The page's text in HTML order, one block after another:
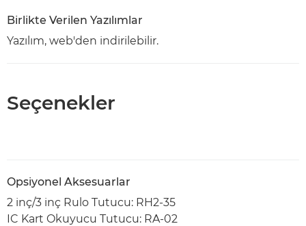
Birlikte Verilen Yazılımlar
Yazılım, web'den indirilebilir.
Seçenekler
Opsiyonel Aksesuarlar
2 inç/3 inç Rulo Tutucu: RH2-35
IC Kart Okuyucu Tutucu: RA-02